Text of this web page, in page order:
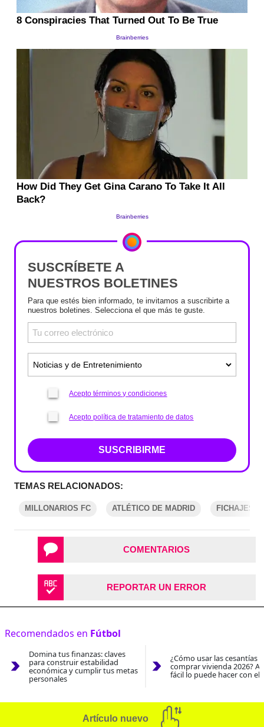
SUSCRÍBETE A
NUESTROS BOLETINES
Para que estés bien informado, te invitamos a suscribirte a
nuestros boletines. Selecciona el que más te guste.
Acepto términos y condiciones
Acepto política de tratamiento de datos
SUSCRIBIRME
TEMAS RELACIONADOS:
MILLONARIOS FC ATLÉTICO DE MADRID FICHAJES
COMENTARIOS
REPORTAR UN ERROR
Recomendados en Fútbol
Domina tus finanzas: claves
para construir estabilidad
económica y cumplir tus metas
personales
¿Cómo usar las cesantías
comprar vivienda 2026?
fácil lo puede hacer con el
Artículo nuevo